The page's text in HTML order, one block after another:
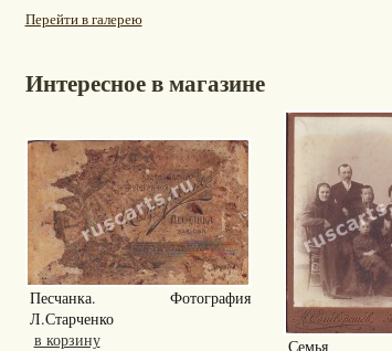
Перейти в галерею
Интересное в магазине
Песчанка. Фотография
Л.Старченко
в корзину
Семья